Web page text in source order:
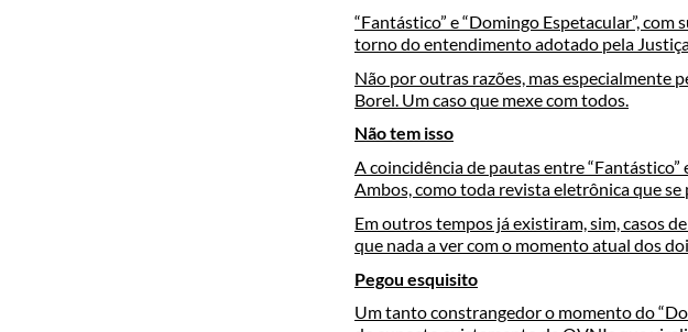
“Fantástico” e “Domingo Espetacular”,
torno do entendimento adotado pela
Não por outras razões, mas especialmente
Borel. Um caso que mexe com todos.
Não tem isso
A coincidência de pautas entre
Ambos, como toda revista eletrônica que
Em outros tempos já existiram, sim, casos
que nada a ver com o momento atual dos
Pegou esquisito
Um tanto constrangedor o momento do